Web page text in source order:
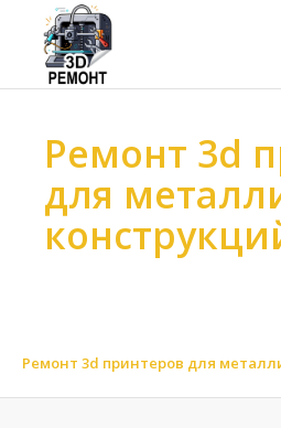
Ремонт 3d
для
Ремонт 3d принтеров для